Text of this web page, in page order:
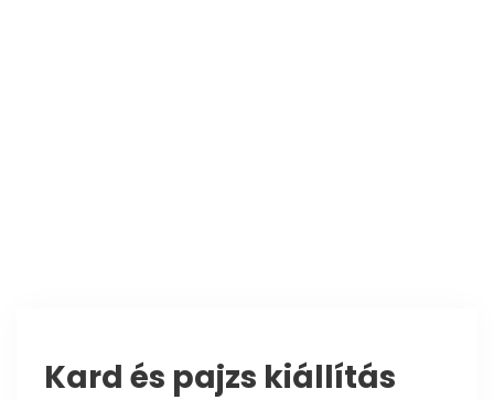
Kard és pajzs kiállítás